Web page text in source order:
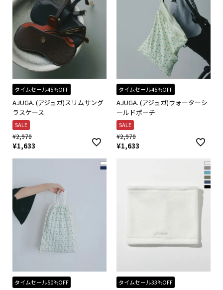
タイムセール45%OFF
AJUGA. (アジュガ)スリムサング
ラスケース
SALE
¥2,970
¥1,633
タイムセール45%OFF
AJUGA. (アジュガ)ウォーターシ
ールドポーチ
SALE
¥2,970
¥1,633
タイムセール50%OFF タイムセール33%OFF